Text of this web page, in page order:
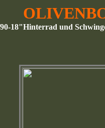
18"Hinterrad und